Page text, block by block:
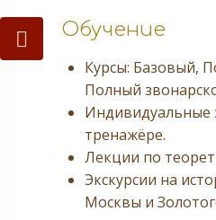
Обучение
Обучение
Курсы: Базовый,
Полный
Индивидуальные
тренажёре.
Лекции по
Экскурсии на
Москвы и